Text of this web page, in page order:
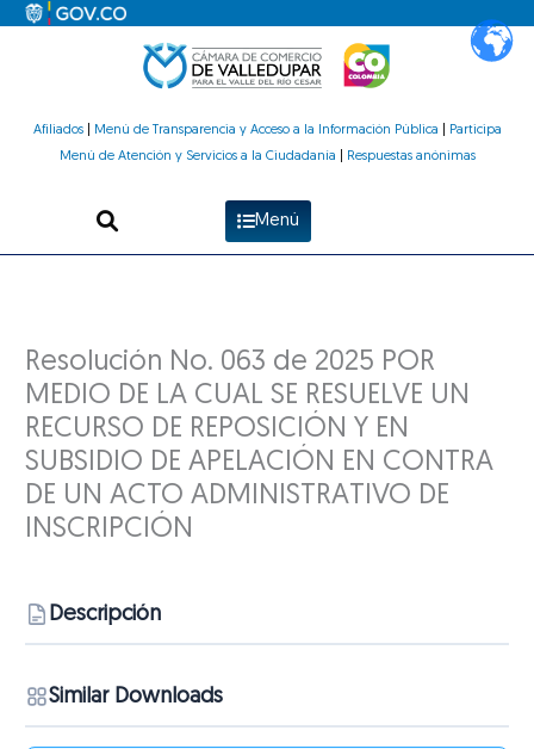
Afiliados| Menú de Transparencia y Acceso a la Información Pública
Participa
Menú de Atención y Servicios a la Ciudadanía
Respuestas anónimas
Menú
Resolución No. 063 de 2025 POR
MEDIO DE LA CUAL SE RESUELVE UN
RECURSO DE REPOSICIÓN Y EN
SUBSIDIO DE APELACIÓN EN CONTRA
DE UN ACTO ADMINISTRATIVO DE
INSCRIPCIÓN
Descripción
Similar Downloads